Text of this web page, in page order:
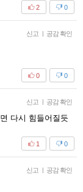
0
2
신고 | 공감 확인
0
0
신고 | 공감 확인
다시 힘들어질듯
0
1
신고 | 공감 확인